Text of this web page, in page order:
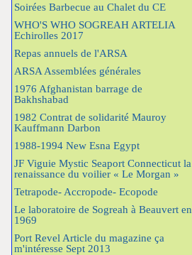
Soirées Barbecue au Chalet du CE
WHO'S WHO SOGREAH ARTELIA
Echirolles 2017
Repas annuels de l'ARSA
ARSA Assemblées générales
1976 Afghanistan barrage de
Bakhshabad
1982 Contrat de solidarité Mauroy
Kauffmann Darbon
1988-1994 New Esna Egypt
JF Viguie Mystic Seaport Connecticut la
renaissance du voilier « Le Morgan »
Tetrapode- Accropode- Ecopode
Le laboratoire de Sogreah à Beauvert en
1969
Port Revel Article du magazine ça
m'intéresse Sept 2013